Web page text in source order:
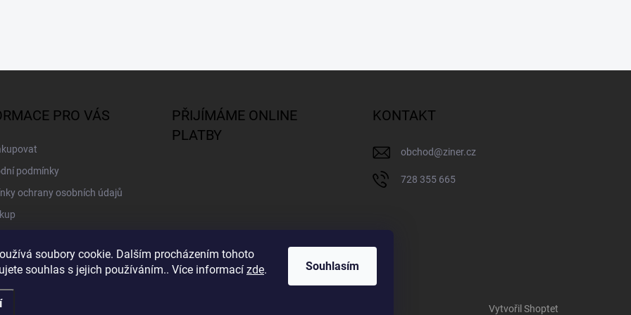
soubory cookie. Dalším procházením tohoto
souhlas s jejich používáním.. Více informací zde. Souhlasím
PRO VÁS
podmínky
ochrany osobních údajů
PŘIJÍMÁME ONLINE
PLATBY
KONTAKT
obchod@ziner.cz
728 355 665
Vytvořil Shoptet